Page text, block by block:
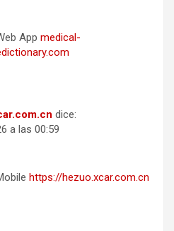
App medical-
dice:
a las 00:59
https://hezuo.xcar.com.cn